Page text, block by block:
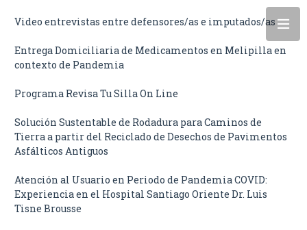
Video entrevistas entre defensores/as e imputados/as
Entrega Domiciliaria de Medicamentos en Melipilla en
contexto de Pandemia
Programa Revisa Tu Silla On Line
Solución Sustentable de Rodadura para Caminos de
Tierra a partir del Reciclado de Desechos de Pavimentos
Asfálticos Antiguos
Atención al Usuario en Periodo de Pandemia COVID:
Experiencia en el Hospital Santiago Oriente Dr. Luis
Tisne Brousse